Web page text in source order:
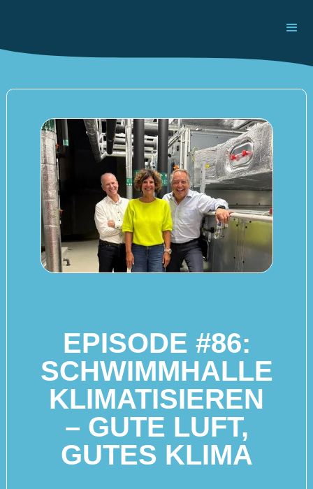
EPISODE #86:
SCHWIMMHALLE
KLIMATISIEREN
– GUTE LUFT,
GUTES KLIMA